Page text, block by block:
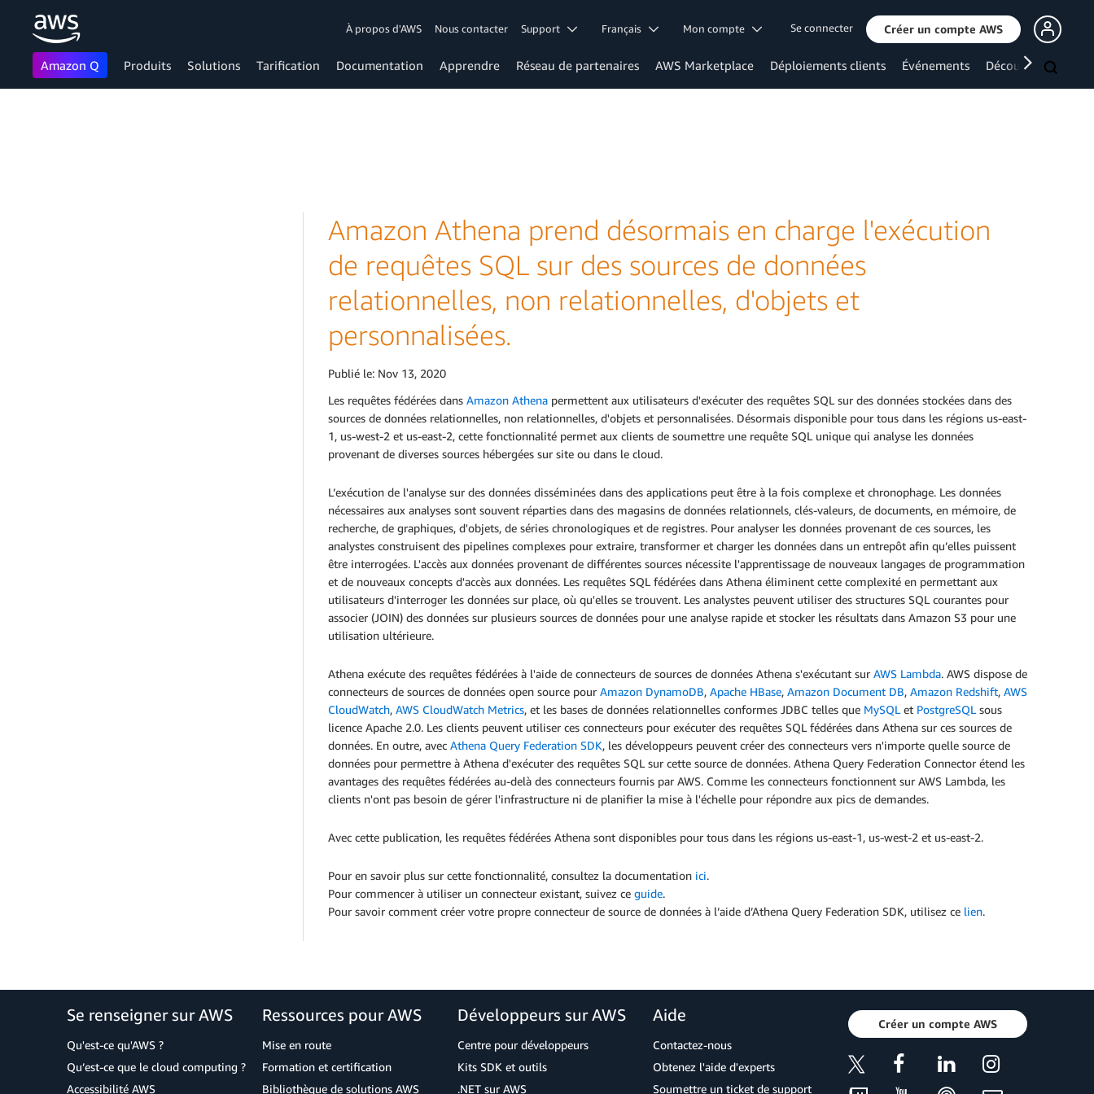
À propos d'AWS Nous contacter Support Français Mon compte Se connecter Créer un compte AWS
Amazon Q Produits Solutions Tarification Documentation Apprendre Réseau de partenaires AWS Marketplace Déploiements clients Événements Découvrir
Amazon Athena prend désormais en charge l'exécution
de requêtes SQL sur des sources de données
relationnelles, non relationnelles, d'objets et
personnalisées.
Publié le: Nov 13, 2020
Les requêtes fédérées dans Amazon Athena permettent aux utilisateurs d'exécuter des requêtes SQL sur des données stockées dans des
sources de données relationnelles, non relationnelles, d'objets et personnalisées. Désormais disponible pour tous dans les régions us-east-
1, us-west-2 et us-east-2, cette fonctionnalité permet aux clients de soumettre une requête SQL unique qui analyse les données
provenant de diverses sources hébergées sur site ou dans le cloud.
L’exécution de l'analyse sur des données disséminées dans des applications peut être à la fois complexe et chronophage. Les données
nécessaires aux analyses sont souvent réparties dans des magasins de données relationnels, clés-valeurs, de documents, en mémoire, de
recherche, de graphiques, d'objets, de séries chronologiques et de registres. Pour analyser les données provenant de ces sources, les
analystes construisent des pipelines complexes pour extraire, transformer et charger les données dans un entrepôt afin qu’elles puissent
être interrogées. L'accès aux données provenant de différentes sources nécessite l'apprentissage de nouveaux langages de programmation
et de nouveaux concepts d'accès aux données. Les requêtes SQL fédérées dans Athena éliminent cette complexité en permettant aux
utilisateurs d'interroger les données sur place, où qu'elles se trouvent. Les analystes peuvent utiliser des structures SQL courantes pour
associer (JOIN) des données sur plusieurs sources de données pour une analyse rapide et stocker les résultats dans Amazon S3 pour une
utilisation ultérieure.
Athena exécute des requêtes fédérées à l'aide de connecteurs de sources de données Athena s'exécutant sur AWS Lambda. AWS dispose de
connecteurs de sources de données open source pour Amazon DynamoDB, Apache HBase, Amazon Document DB, Amazon Redshift, AWS
CloudWatch, AWS CloudWatch Metrics, et les bases de données relationnelles conformes JDBC telles que MySQL et PostgreSQL sous
licence Apache 2.0. Les clients peuvent utiliser ces connecteurs pour exécuter des requêtes SQL fédérées dans Athena sur ces sources de
données. En outre, avec Athena Query Federation SDK, les développeurs peuvent créer des connecteurs vers n'importe quelle source de
données pour permettre à Athena d'exécuter des requêtes SQL sur cette source de données. Athena Query Federation Connector étend les
avantages des requêtes fédérées au-delà des connecteurs fournis par AWS. Comme les connecteurs fonctionnent sur AWS Lambda, les
clients n'ont pas besoin de gérer l'infrastructure ni de planifier la mise à l'échelle pour répondre aux pics de demandes.
Avec cette publication, les requêtes fédérées Athena sont disponibles pour tous dans les régions us-east-1, us-west-2 et us-east-2.
Pour en savoir plus sur cette fonctionnalité, consultez la documentation ici.
Pour commencer à utiliser un connecteur existant, suivez ce guide.
Pour savoir comment créer votre propre connecteur de source de données à l’aide d’Athena Query Federation SDK, utilisez ce lien.
Se renseigner sur AWS
Qu'est-ce qu'AWS ?
Qu’est-ce que le cloud computing ?
Accessibilité AWS
Ressources pour AWS
Mise en route
Formation et certification
Bibliothèque de solutions AWS
Développeurs sur AWS
Centre pour développeurs
Kits SDK et outils
.NET sur AWS
Aide
Contactez-nous
Obtenez l'aide d'experts
Soumettre un ticket de support
Créer un compte AWS